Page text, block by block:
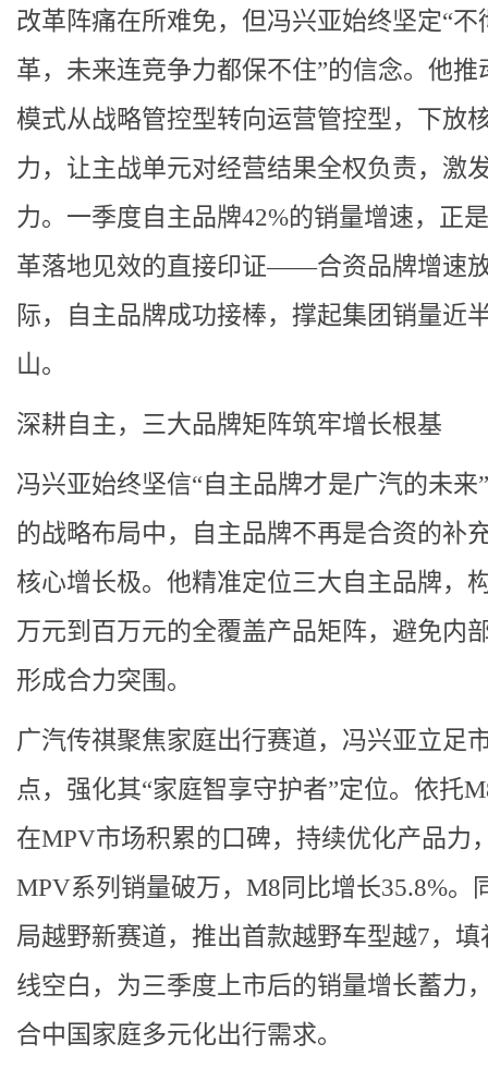
改革阵痛在所难免，但冯兴亚始终坚定“不
革，未来连竞争力都保不住”的信念。他推
模式从战略管控型转向运营管控型，下放
力，让主战单元对经营结果全权负责，激
力。一季度自主品牌42%的销量增速，正
革落地见效的直接印证——合资品牌增速
际，自主品牌成功接棒，撑起集团销量近
山。
深耕自主，三大品牌矩阵筑牢增长根基
冯兴亚始终坚信“自主品牌才是广汽的未来
的战略布局中，自主品牌不再是合资的补
核心增长极。他精准定位三大自主品牌，
万元到百万元的全覆盖产品矩阵，避免内
形成合力突围。
广汽传祺聚焦家庭出行赛道，冯兴亚立足
点，强化其“家庭智享守护者”定位。依托
在MPV市场积累的口碑，持续优化产品力
MPV系列销量破万，M8同比增长35.8%。
局越野新赛道，推出首款越野车型越7，填
线空白，为三季度上市后的销量增长蓄力
合中国家庭多元化出行需求。